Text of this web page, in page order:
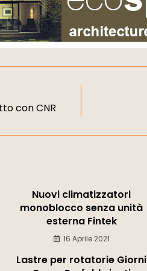
con CNR
Nuovi climatizzatori
monoblocco senza unità
esterna Fintek
16 Aprile 2021
Lastre per rotatorie Giorni